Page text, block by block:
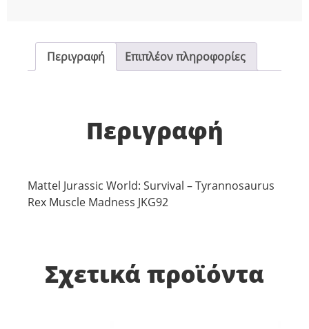
Περιγραφή Επιπλέον πληροφορίες
Περιγραφή
Mattel Jurassic World: Survival – Tyrannosaurus
Rex Muscle Madness JKG92
Σχετικά προϊόντα